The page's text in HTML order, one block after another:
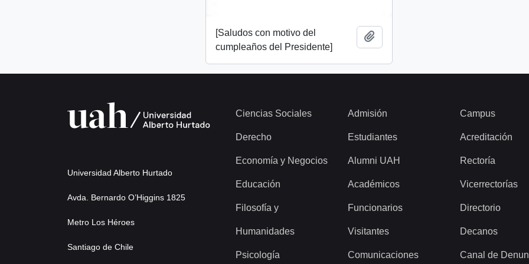
[Saludos con motivo del
cumpleaños del Presidente]
Universidad Alberto Hurtado
Avda. Bernardo O’Higgins 1825
Metro Los Héroes
Santiago de Chile
Ciencias Sociales
Derecho
Economía y Negocios
Educación
Filosofía y
Humanidades
Psicología
Admisión
Estudiantes
Alumni UAH
Académicos
Funcionarios
Visitantes
Comunicaciones
Campus
Acreditación
Rectoría
Vicerrectorías
Directorio
Decanos
Canal de